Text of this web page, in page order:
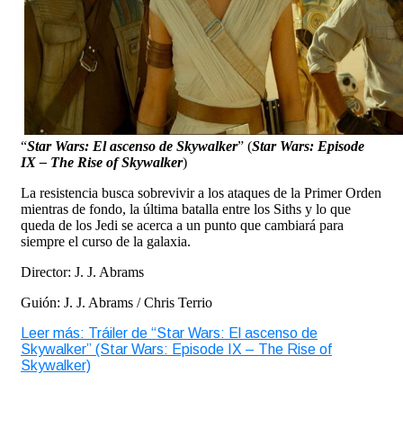
“Star Wars: El ascenso de Skywalker” (Star Wars: Episode
IX – The Rise of Skywalker)
La resistencia busca sobrevivir a los ataques de la Primer Orden
mientras de fondo, la última batalla entre los Siths y lo que
queda de los Jedi se acerca a un punto que cambiará para
siempre el curso de la galaxia.
Director: J. J. Abrams
Guión: J. J. Abrams / Chris Terrio
Leer más: Tráiler de “Star Wars: El ascenso de
Skywalker” (Star Wars: Episode IX – The Rise of
Skywalker)